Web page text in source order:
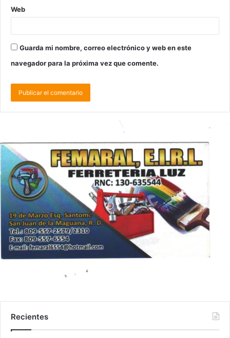
Web
Guarda mi nombre, correo electrónico y web en este
navegador para la próxima vez que comente.
Recientes